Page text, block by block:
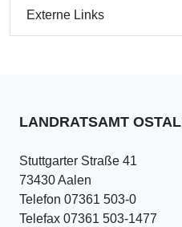
Externe Links
LANDRATSAMT
Stuttgarter Straße 41
73430 Aalen
Telefon 07361 503-0
Telefax 07361 503-1477